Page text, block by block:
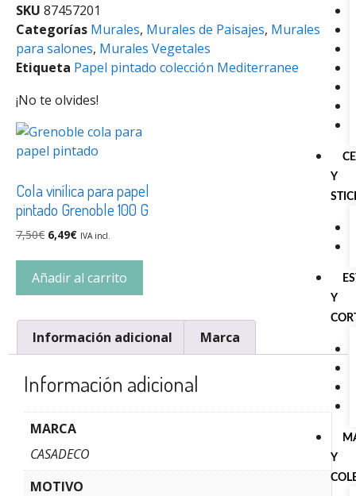
Y
Y
Y
SKU 87457201
Categorías Murales, Murales de Paisajes, Murales
para salones, Murales Vegetales
Etiqueta Papel pintado colección Mediterranee
¡No te olvides!
Cola vinílica para papel
pintado Grenoble 100 G
7,50€ 6,49€ IVA incl.
Añadir al carrito
Información adicional Marca
Información adicional
MARCA
CASADECO
MOTIVO